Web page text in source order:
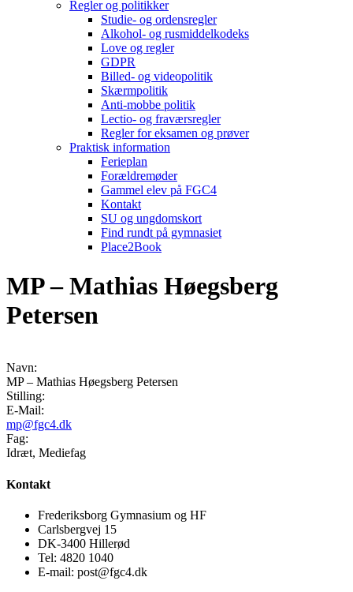
Regler og politikker
Studie- og ordensregler
Alkohol- og rusmiddelkodeks
Love og regler
GDPR
Billed- og videopolitik
Skærmpolitik
Anti-mobbe politik
Lectio- og fraværsregler
Regler for eksamen og prøver
Praktisk information
Ferieplan
Forældremøder
Gammel elev på FGC4
Kontakt
SU og ungdomskort
Find rundt på gymnasiet
Place2Book
MP – Mathias Høegsberg
Petersen
Navn:
MP – Mathias Høegsberg Petersen
Stilling:
E-Mail:
mp@fgc4.dk
Fag:
Idræt, Mediefag
Kontakt
Frederiksborg Gymnasium og HF
Carlsbergvej 15
DK-3400 Hillerød
Tel: 4820 1040
E-mail: post@fgc4.dk